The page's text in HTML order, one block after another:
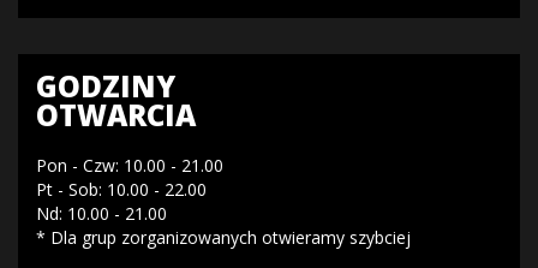
GODZINY
OTWARCIA
Pon - Czw: 10.00 - 21.00
Pt - Sob: 10.00 - 22.00
Nd: 10.00 - 21.00
* Dla grup zorganizowanych otwieramy szybciej